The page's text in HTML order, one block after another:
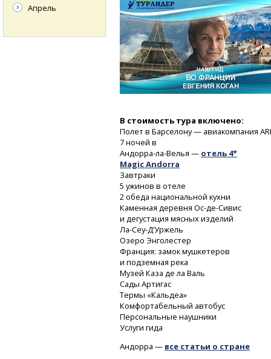
В стоимость тура включено:
Полет в Барселону — авиакомпания
7 ночейв
Андорра-ла-Велья— отель 4*
Magic Andorra
Завтраки
5 ужинов в отеле
2 обеда национальной кухни
Каменная деревняОс-де-Сивис
и дегустация мясных изделий
Ла-Сеу-Д’Уржель
Озеро Энголестер
Франция: замок мушкетеров
и подземная река
Музей Каза де ла Валь
Сады Артигас
Термы «Кальдеа»
Комфортабельный автобус
Персональные наушники
Услуги гида
Андорра — все статьи о стране
Апрель